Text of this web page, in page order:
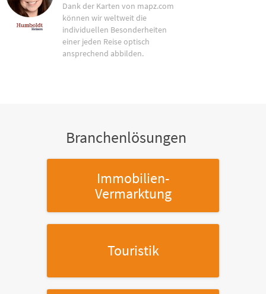
Dank der Karten von mapz.com
können wir weltweit die
individuellen Besonderheiten
einer jeden Reise optisch
ansprechend abbilden.
Branchenlösungen
Immobilien-
Vermarktung
Touristik